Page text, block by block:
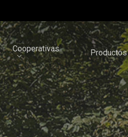
Cooperativas Productos